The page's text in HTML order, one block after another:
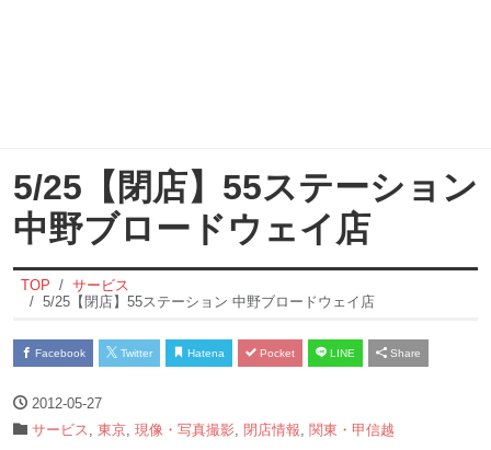
5/25【閉店】55ステーション
中野ブロードウェイ店
TOP
サービス
5/25【閉店】55ステーション 中野ブロードウェイ店
Facebook Twitter Hatena Pocket LINE Share
2012-05-27
サービス
東京 現像・写真撮影 閉店情報 関東・甲信越